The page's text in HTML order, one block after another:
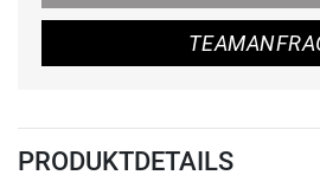
PRODUKTDETAILS